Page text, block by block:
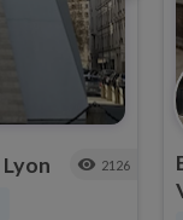
Lyon visibility 2126